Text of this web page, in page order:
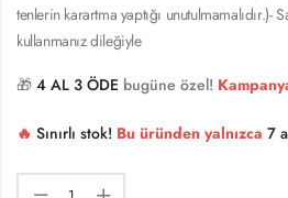
tenlerin karartma yaptığı unutulmamalıdır.)-
kullanmanız dileğiyle
🎁 4 AL 3 ÖDE bugüne özel!
🔥 Sınırlı stok! Bu üründen yalnızca 7